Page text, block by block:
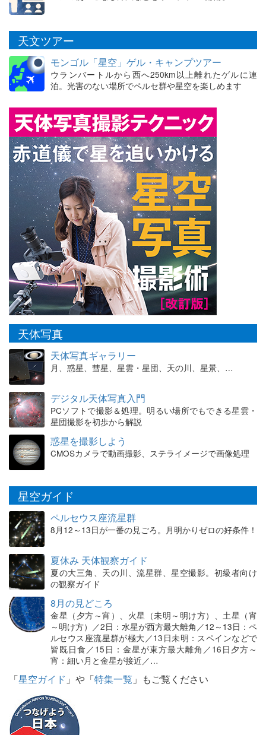
天文ツアー
モンゴル「星空」ゲル・キャンプツアー
ウランバートルから西へ250km以上離れたゲルに連
泊。光害のない場所でペルセ群や星空を楽しめます
天体写真
天体写真ギャラリー
月、惑星、彗星、星雲・星団、天の川、星景、…
デジタル天体写真入門
PCソフトで撮影＆処理。明るい場所でもできる星雲・
星団撮影を初歩から解説
惑星を撮影しよう
CMOSカメラで動画撮影、ステライメージで画像処理
星空ガイド
ペルセウス座流星群
8月12～13日が一番の見ごろ。月明かりゼロの好条件！
夏休み 天体観察ガイド
夏の大三角、天の川、流星群、星空撮影。初級者向け
の観察ガイド
8月の見どころ
金星（夕方～宵）、火星（未明～明け方）、土星（宵
～明け方）／2日：水星が西方最大離角／12～13日：ペ
ルセウス座流星群が極大／13日未明：スペインなどで
皆既日食／15日：金星が東方最大離角／16日夕方～
宵：細い月と金星が接近／…
「星空ガイド 」や「特集一覧 」もご覧ください